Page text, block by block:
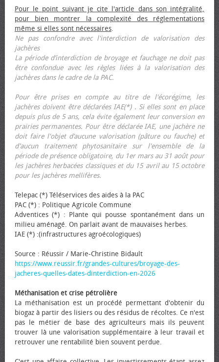
Pour le point suivant je cite l'article dans son intégralité,
pour bien montrer la complexité des réglementations
même si elles sont nécessaires.
Ne pas confondre avec l'interdiction de valorisation des
jachères
La période d’interdiction de broyage et fauchage ne doit pas
être confondue avec les règles liées à la valorisation des
jachères dans le cadre de la PAC.
Pour être prises en compte au titre de l'écorégime, les
jachères doivent être déclarées IAE(*) . Si elles sont en place
depuis plus de 5 ans, cela évite également leur conversion en
prairies permanentes. Pour être déclarée IAE, une jachère ne
doit faire l'objet d’aucune valorisation (pâture ou fauche) et
d'aucun traitement phytosanitaire sur l'ensemble de la
période de présence obligatoire, du 1er mars au 31 août pour
les jachères herbacées classiques et du 15 avril au 15 octobre
pour les jachères mellifères.
Telepac (*) Téléservices des aides à la PAC
PAC (*) : Politique Agricole Commune
Adventices (*) : Plante qui pousse spontanément dans un
milieu aménagé. On parlait avant de mauvaises herbes.
IAE (*) :(infrastructures agroécologiques)
Source : Réussir / Marie-Christine Bidault
https://www.reussir.fr/grandes-cultures/broyage-des-
jacheres-quelles-dates-dinterdiction-en-2026
Méthanisation et crise pétrolière
La méthanisation est un procédé permettant d'obtenir du
biogaz à partir des lisiers ou des résidus de récoltes. Ce n'est
pas le métier de base des agriculteurs mais ils peuvent
trouver là une valorisation supplémentaire à leur travail et
retrouver une rentabilité bien souvent perdue.